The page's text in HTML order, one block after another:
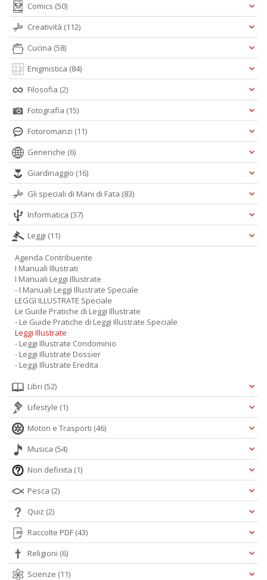
Comics (50)
Creatività (112)
Cucina (58)
Enigmistica (84)
Filosofia (2)
Fotografia (15)
Fotoromanzi (11)
Generiche (6)
Giardinaggio (16)
Gli speciali di Mani di Fata (83)
Informatica (37)
Leggi (11)
Agenda Contribuente
I Manuali Illustrati
I Manuali Leggi Illustrate
- I Manuali Leggi Illustrate Speciale
LEGGI ILLUSTRATE Speciale
Le Guide Pratiche di Leggi Illustrate
- Le Guide Pratiche di Leggi Illustrate Speciale
Leggi Illustrate
- Leggi Illustrate Condominio
- Leggi Illustrate Dossier
- Leggi Illustrate Eredita
Libri (52)
Lifestyle (1)
Motori e Trasporti (46)
Musica (54)
Non definita (1)
Pesca (2)
Quiz (2)
Raccolte PDF (43)
Religioni (6)
Scienze (11)